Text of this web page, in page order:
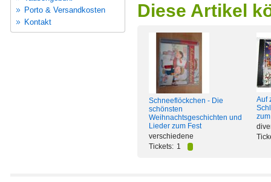
Porto & Versandkosten
Kontakt
Diese Artikel
Schneeflöckchen - Die
schönsten
Weihnachtsgeschichten und
Lieder zum Fest
verschiedene
Tickets: 1
Auf